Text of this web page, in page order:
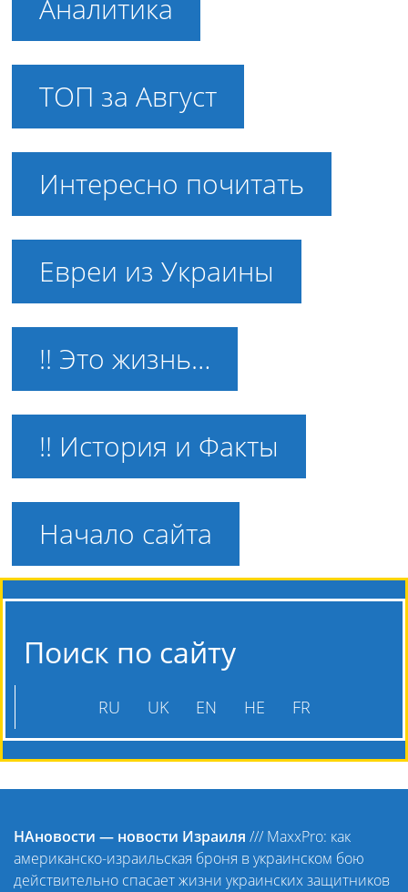
Аналитика
ТОП за Август
Интересно почитать
Евреи из Украины
!! Это жизнь…
!! История и Факты
Начало сайта
Поиск по сайту
RU UK EN HE FR
НАновости — новости Израиля /// MaxxPro: как
американско-израильская броня в украинском бою
действительно спасает жизни украинских защитников